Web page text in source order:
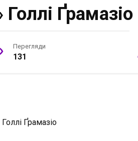
Ґрамазіо
Перегляди
131
Голлі Ґрамазіо